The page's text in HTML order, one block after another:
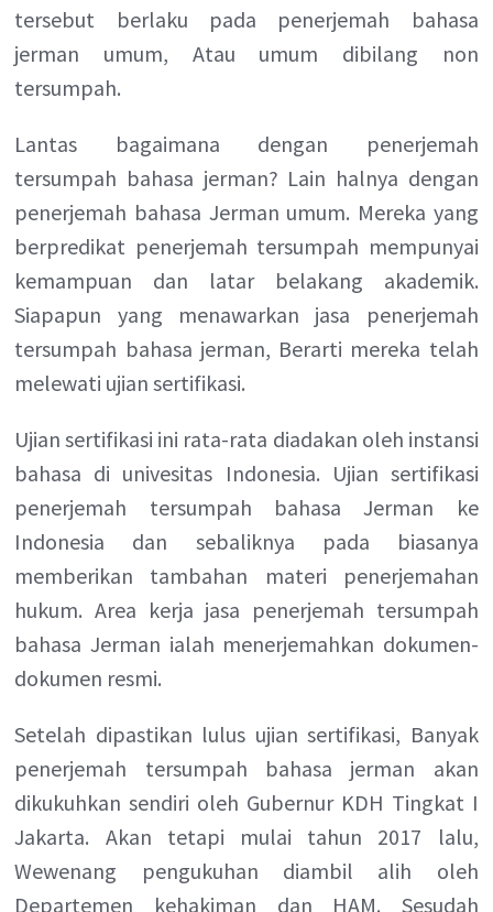
tersebut berlaku pada penerjemah bahasa
jerman umum, Atau umum dibilang non
tersumpah.
Lantas bagaimana dengan penerjemah
tersumpah bahasa jerman? Lain halnya dengan
penerjemah bahasa Jerman umum. Mereka yang
berpredikat penerjemah tersumpah mempunyai
kemampuan dan latar belakang akademik.
Siapapun yang menawarkan jasa penerjemah
tersumpah bahasa jerman, Berarti mereka telah
melewati ujian sertifikasi.
Ujian sertifikasi ini rata-rata diadakan oleh instansi
bahasa di univesitas Indonesia. Ujian sertifikasi
penerjemah tersumpah bahasa Jerman ke
Indonesia dan sebaliknya pada biasanya
memberikan tambahan materi penerjemahan
hukum. Area kerja jasa penerjemah tersumpah
bahasa Jerman ialah menerjemahkan dokumen-
dokumen resmi.
Setelah dipastikan lulus ujian sertifikasi, Banyak
penerjemah tersumpah bahasa jerman akan
dikukuhkan sendiri oleh Gubernur KDH Tingkat I
Jakarta. Akan tetapi mulai tahun 2017 lalu,
Wewenang pengukuhan diambil alih oleh
Departemen kehakiman dan HAM. Sesudah